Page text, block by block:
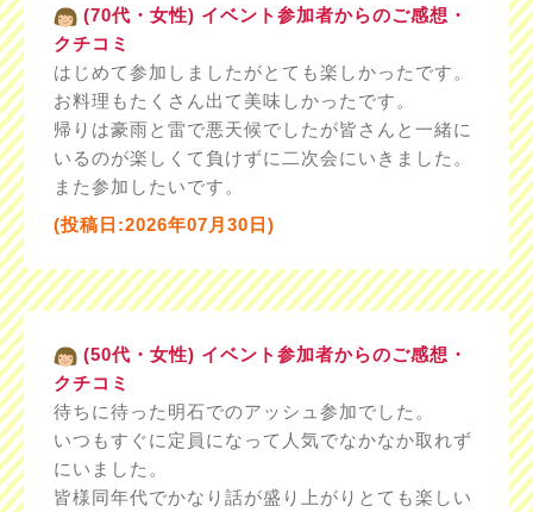
(70代・女性) イベント参加者からのご感想・
クチコミ
はじめて参加しましたがとても楽しかったです。
お料理もたくさん出て美味しかったです。
帰りは豪雨と雷で悪天候でしたが皆さんと一緒に
いるのが楽しくて負けずに二次会にいきました。
また参加したいです。
(投稿日:2026年07月30日)
(50代・女性) イベント参加者からのご感想・
クチコミ
待ちに待った明石でのアッシュ参加でした。
いつもすぐに定員になって人気でなかなか取れず
にいました。
皆様同年代でかなり話が盛り上がりとても楽しい